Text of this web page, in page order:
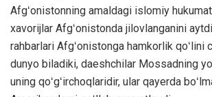
Afgʻonistonning amaldagi islomiy
xavorijlar Afgʻonistonda jilovlanganini
rahbarlari Afgʻonistonga hamkorlik qoʻlini
dunyo biladiki, daeshchilar Mossadning
uning qoʻgʻirchoqlaridir, ular qayerda